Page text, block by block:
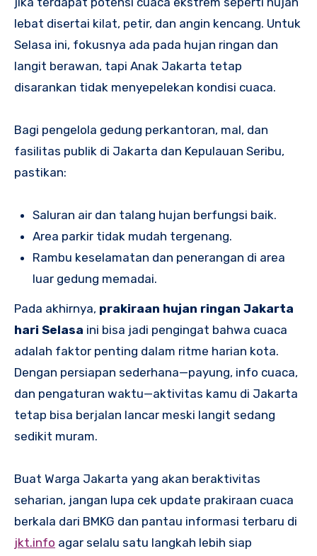
lebat disertai kilat, petir, dan angin kencang. Untuk
Selasa ini, fokusnya ada pada hujan ringan dan
langit berawan, tapi Anak Jakarta tetap
disarankan tidak menyepelekan kondisi cuaca.
Bagi pengelola gedung perkantoran, mal, dan
fasilitas publik di Jakarta dan Kepulauan Seribu,
pastikan:
Saluran air dan talang hujan berfungsi baik.
Area parkir tidak mudah tergenang.
Rambu keselamatan dan penerangan di area
luar gedung memadai.
Pada akhirnya, prakiraan hujan ringan Jakarta
hari Selasa ini bisa jadi pengingat bahwa cuaca
adalah faktor penting dalam ritme harian kota.
Dengan persiapan sederhana—payung, info cuaca,
dan pengaturan waktu—aktivitas kamu di Jakarta
tetap bisa berjalan lancar meski langit sedang
sedikit muram.
Buat Warga Jakarta yang akan beraktivitas
seharian, jangan lupa cek update prakiraan cuaca
berkala dari BMKG dan pantau informasi terbaru di
jkt.info agar selalu satu langkah lebih siap